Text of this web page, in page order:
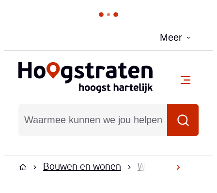
Meer
Hoogstraten
Zoeken
menu
scroll
Startpagina
Bouwen en wonen Wonen